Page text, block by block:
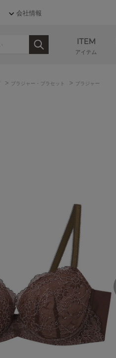
会社情報
ITEM
アイテム
> ブラジャー・ブラセット > ブラジャー